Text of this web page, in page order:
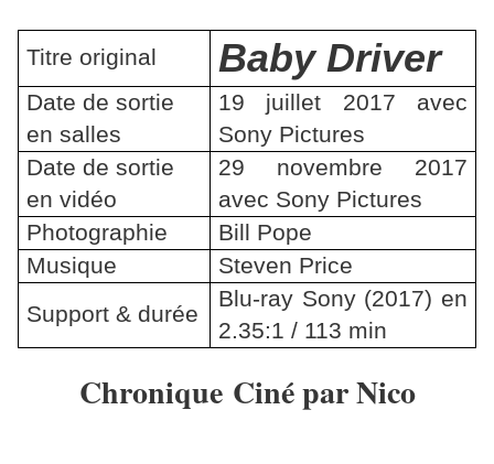
Titre original Baby Driver
Date de sortie
en salles
19 juillet 2017 avec
Sony Pictures
Date de sortie
en vidéo
29 novembre 2017
avec Sony Pictures
Photographie
Bill Pope
Musique
Steven Price
Support & durée
Blu-ray Sony (2017) en
2.35:1 / 113 min
Chronique Ciné par Nico